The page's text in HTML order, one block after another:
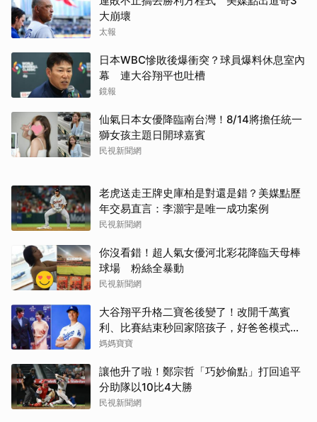
大崩壞
太報
日本WBC慘敗後爆衝突？球員爆料休息室內
幕 連大谷翔平也吐槽
鏡報
仙氣日本女優降臨南台灣！8/14將擔任統一
獅女孩主題日開球嘉賓
民視新聞網
老虎送走王牌史庫柏是對還是錯？美媒點歷
年交易直言：李灝宇是唯一成功案例
民視新聞網
你沒看錯！超人氣女優河北彩花降臨天母棒
球場 粉絲全暴動
民視新聞網
大谷翔平升格二寶爸後變了！改開千萬賓
利、比賽結束秒回家陪孩子，好爸爸模式全
開
媽媽寶寶
讓他升了啦！鄭宗哲「巧妙偷點」打回追平
分助隊以10比4大勝
民視新聞網